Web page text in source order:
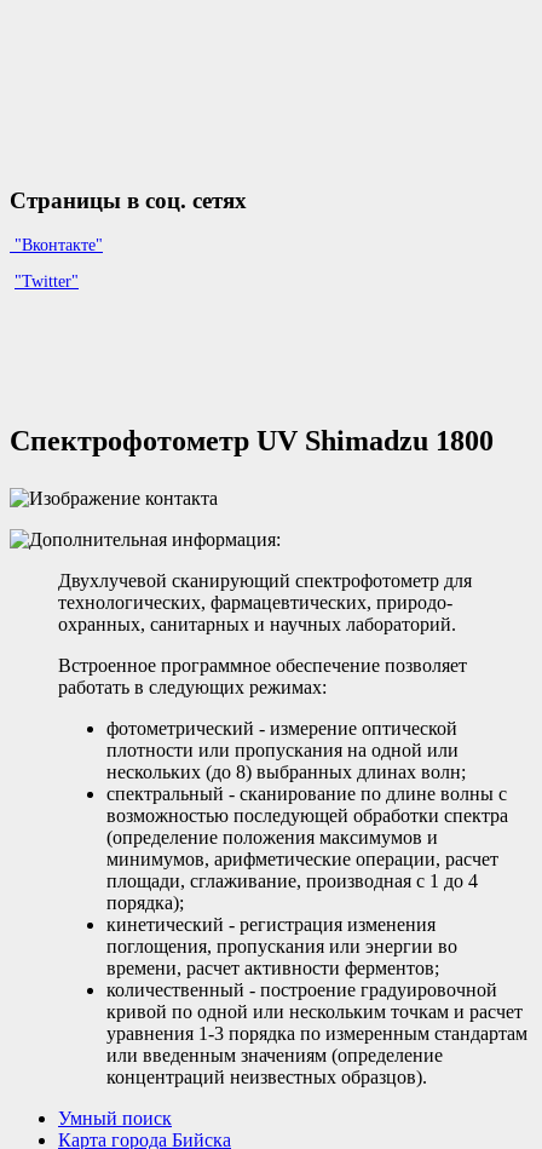
Страницы в соц. сетях
"Вконтакте"
"Twitter"
Спектрофотометр UV Shimadzu 1800
Двухлучевой сканирующий спектрофотометр для
технологических, фармацевтических, природо-
охранных, санитарных и научных лабораторий.
Встроенное программное обеспечение позволяет
работать в следующих режимах:
фотометрический - измерение оптической
плотности или пропускания на одной или
нескольких (до 8) выбранных длинах волн;
спектральный - сканирование по длине волны с
возможностью последующей обработки спектра
(определение положения максимумов и
минимумов, арифметические операции, расчет
площади, сглаживание, производная с 1 до 4
порядка);
кинетический - регистрация изменения
поглощения, пропускания или энергии во
времени, расчет активности ферментов;
количественный - построение градуировочной
кривой по одной или нескольким точкам и расчет
уравнения 1-3 порядка по измеренным стандартам
или введенным значениям (определение
концентраций неизвестных образцов).
Умный поиск
Карта города Бийска